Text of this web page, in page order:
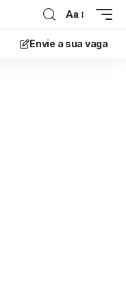
Aa
Envie a sua vaga